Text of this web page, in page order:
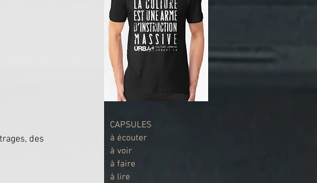
des
CAPSULES
à écouter
à voir
à faire
à lire